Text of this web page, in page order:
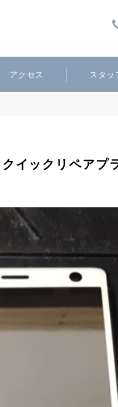
アクセス スタッ
イックリペアプ